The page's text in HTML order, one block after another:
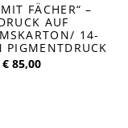
FÄCHER“ –
AUF
14-
PIGMENTDRUCK
Ursprünglicher
Preis
€ 85,00Aktueller